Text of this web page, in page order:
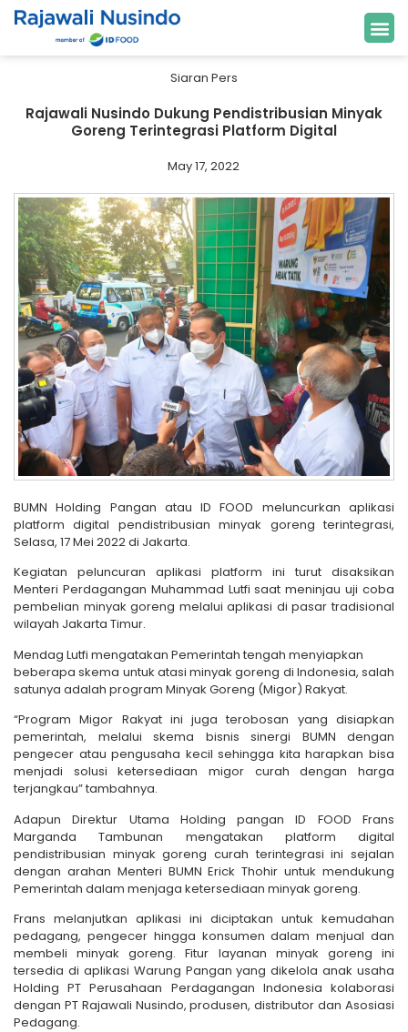
Siaran Pers
Rajawali Nusindo Dukung Pendistribusian Minyak
Goreng Terintegrasi Platform Digital
May 17, 2022
BUMN Holding Pangan atau ID FOOD meluncurkan aplikasi
platform digital pendistribusian minyak goreng terintegrasi,
Selasa, 17 Mei 2022 di Jakarta.
Kegiatan peluncuran aplikasi platform ini turut disaksikan
Menteri Perdagangan Muhammad Lutfi saat meninjau uji coba
pembelian minyak goreng melalui aplikasi di pasar tradisional
wilayah Jakarta Timur.
Mendag Lutfi mengatakan Pemerintah tengah menyiapkan
beberapa skema untuk atasi minyak goreng di Indonesia, salah
satunya adalah program Minyak Goreng (Migor) Rakyat.
“Program Migor Rakyat ini juga terobosan yang disiapkan
pemerintah, melalui skema bisnis sinergi BUMN dengan
pengecer atau pengusaha kecil sehingga kita harapkan bisa
menjadi solusi ketersediaan migor curah dengan harga
terjangkau” tambahnya.
Adapun Direktur Utama Holding pangan ID FOOD Frans
Marganda Tambunan mengatakan platform digital
pendistribusian minyak goreng curah terintegrasi ini sejalan
dengan arahan Menteri BUMN Erick Thohir untuk mendukung
Pemerintah dalam menjaga ketersediaan minyak goreng.
Frans melanjutkan aplikasi ini diciptakan untuk kemudahan
pedagang, pengecer hingga konsumen dalam menjual dan
membeli minyak goreng. Fitur layanan minyak goreng ini
tersedia di aplikasi Warung Pangan yang dikelola anak usaha
Holding PT Perusahaan Perdagangan Indonesia kolaborasi
dengan PT Rajawali Nusindo, produsen, distributor dan Asosiasi
Pedagang.